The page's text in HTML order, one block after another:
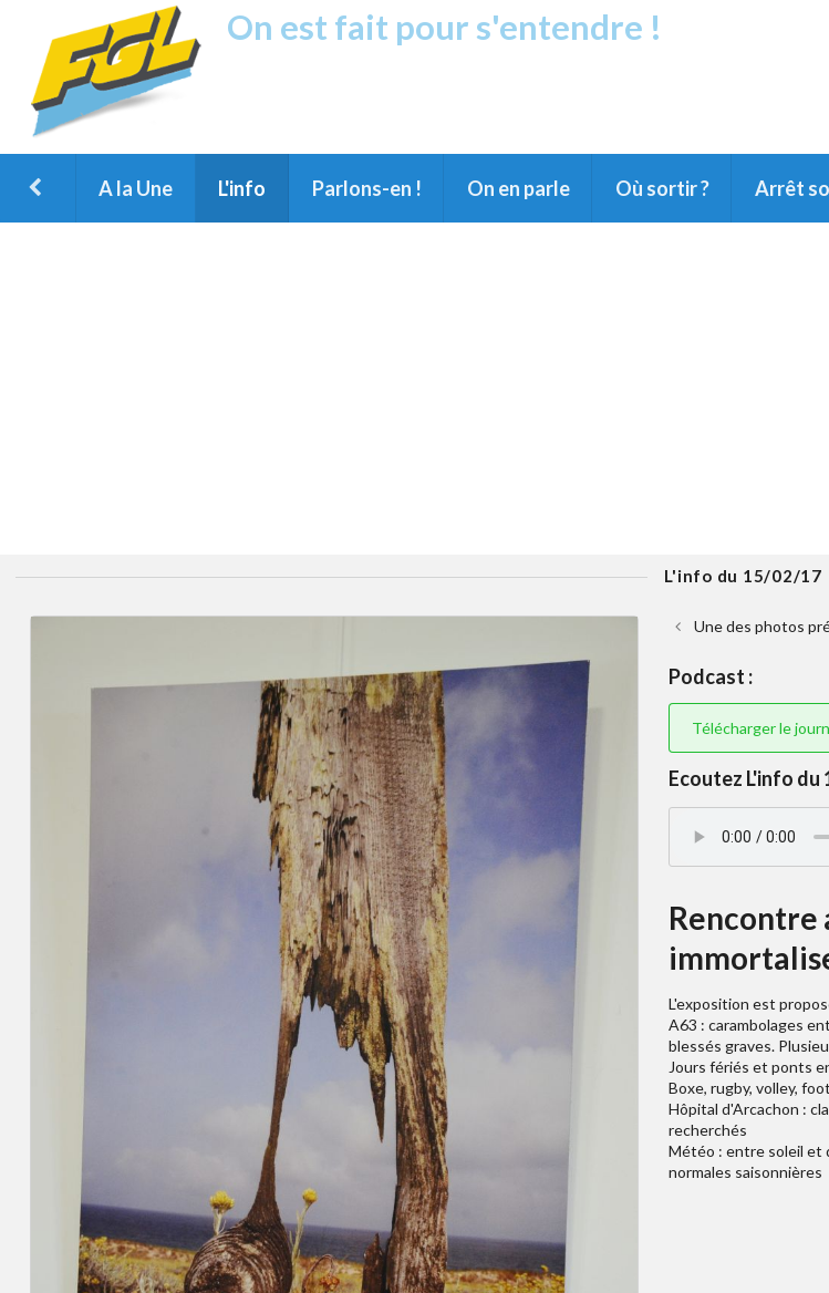
On est fait pour s'entendre !
A la Une L'info Parlons-en ! On en parle Où sortir ? Arrêt
L'info du 15/02/17
Une des photos
Podcast :
Télécharger le
Ecoutez L'info du
Rencontre
L'exposition est
A63 : carambolages
blessés graves.
Jours fériés et ponts
Boxe, rugby, volley,
Hôpital d'Arcachon :
recherchés
Météo : entre soleil et
normales saisonnières